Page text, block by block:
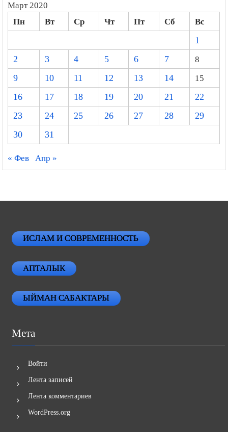
Март 2020
Пн Вт Ср Чт Пт Сб
Вс
1
2
3 4 5 6 7
8
9
10 11 12 13 14
15
16
17 18 19 20 21
22
23
24 25 26 27 28
29
30
31
« Фев Апр »
ИСЛАМ И СОВРЕМЕННОСТЬ
АПТАЛЫК
ЫЙМАН САБАКТАРЫ
Мета
Войти
Лента записей
Лента комментариев
WordPress.org